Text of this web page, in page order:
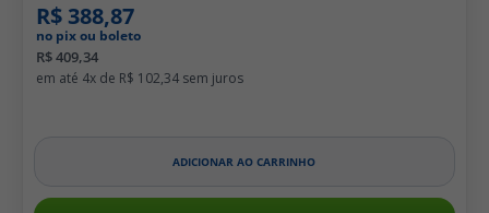
R$ 388,87
no pix ou boleto
R$ 409,34
4x de R$ 102,34
ADICIONAR AO CARRINHO